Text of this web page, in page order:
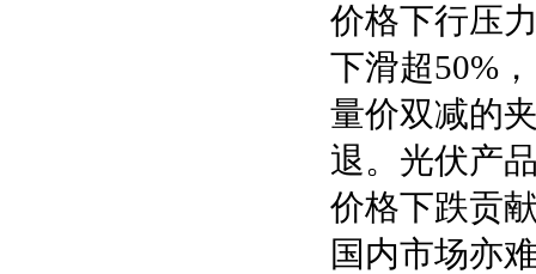
价格下行压
下滑超50%
量价双减的
退。光伏产
价格下跌贡
国内市场亦